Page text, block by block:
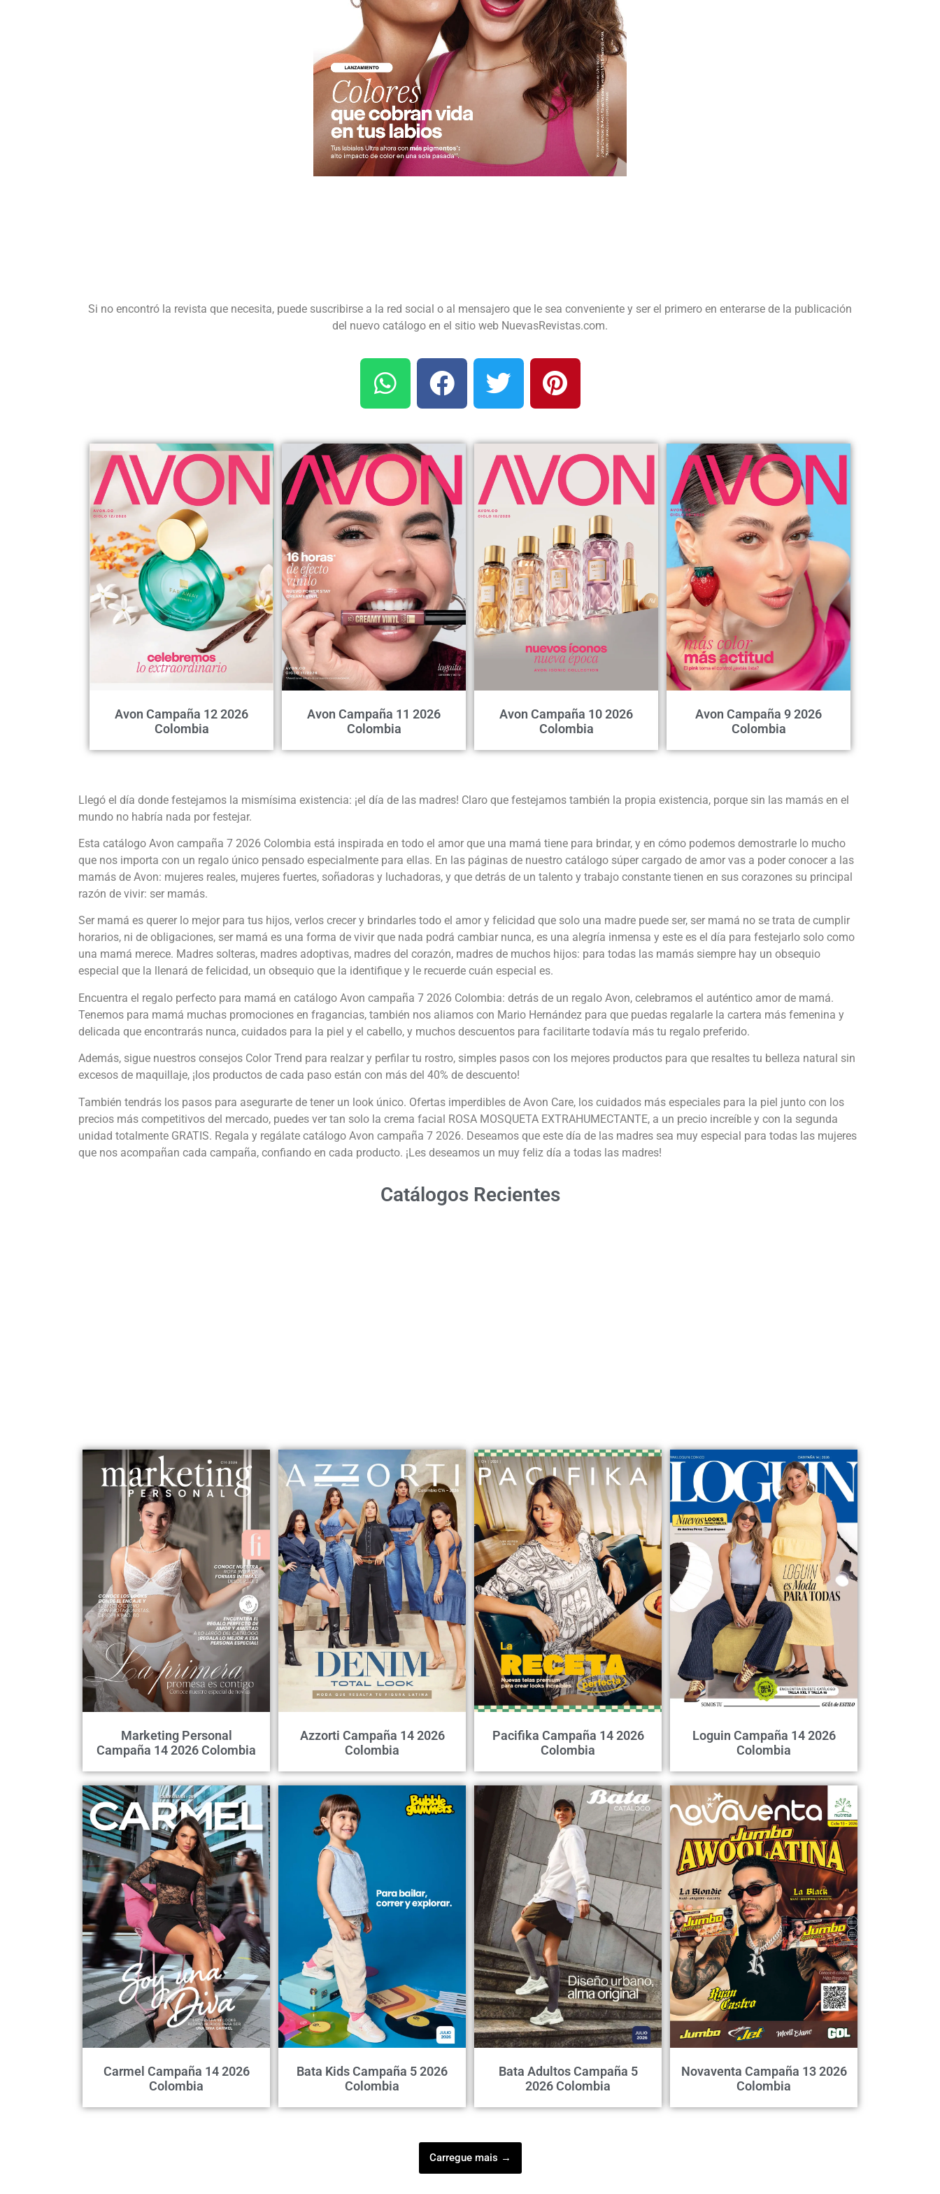
Si no encontró la revista que necesita, puede suscribirse a la red social o al mensajero que le sea conveniente y ser el primero en enterarse de la publicación
del nuevo catálogo en el sitio web NuevasRevistas.com.
Avon Campaña 12 2026
Colombia
Avon Campaña 11 2026
Colombia
Avon Campaña 10 2026
Colombia
Avon Campaña 9 2026
Colombia
Llegó el día donde festejamos la mismísima existencia: ¡el día de las madres! Claro que festejamos también la propia existencia, porque sin las mamás en el
mundo no habría nada por festejar.
Esta catálogo Avon campaña 7 2026 Colombia está inspirada en todo el amor que una mamá tiene para brindar, y en cómo podemos demostrarle lo mucho
que nos importa con un regalo único pensado especialmente para ellas. En las páginas de nuestro catálogo súper cargado de amor vas a poder conocer a las
mamás de Avon: mujeres reales, mujeres fuertes, soñadoras y luchadoras, y que detrás de un talento y trabajo constante tienen en sus corazones su principal
razón de vivir: ser mamás.
Ser mamá es querer lo mejor para tus hijos, verlos crecer y brindarles todo el amor y felicidad que solo una madre puede ser, ser mamá no se trata de cumplir
horarios, ni de obligaciones, ser mamá es una forma de vivir que nada podrá cambiar nunca, es una alegría inmensa y este es el día para festejarlo solo como
una mamá merece. Madres solteras, madres adoptivas, madres del corazón, madres de muchos hijos: para todas las mamás siempre hay un obsequio
especial que la llenará de felicidad, un obsequio que la identifique y le recuerde cuán especial es.
Encuentra el regalo perfecto para mamá en catálogo Avon campaña 7 2026 Colombia: detrás de un regalo Avon, celebramos el auténtico amor de mamá.
Tenemos para mamá muchas promociones en fragancias, también nos aliamos con Mario Hernández para que puedas regalarle la cartera más femenina y
delicada que encontrarás nunca, cuidados para la piel y el cabello, y muchos descuentos para facilitarte todavía más tu regalo preferido.
Además, sigue nuestros consejos Color Trend para realzar y perfilar tu rostro, simples pasos con los mejores productos para que resaltes tu belleza natural sin
excesos de maquillaje, ¡los productos de cada paso están con más del 40% de descuento!
También tendrás los pasos para asegurarte de tener un look único. Ofertas imperdibles de Avon Care, los cuidados más especiales para la piel junto con los
precios más competitivos del mercado, puedes ver tan solo la crema facial ROSA MOSQUETA EXTRAHUMECTANTE, a un precio increíble y con la segunda
unidad totalmente GRATIS. Regala y regálate catálogo Avon campaña 7 2026. Deseamos que este día de las madres sea muy especial para todas las mujeres
que nos acompañan cada campaña, confiando en cada producto. ¡Les deseamos un muy feliz día a todas las madres!
Catálogos Recientes
Marketing Personal
Campaña 14 2026 Colombia
Azzorti Campaña 14 2026
Colombia
Pacifika Campaña 14 2026
Colombia
Loguin Campaña 14 2026
Colombia
Carmel Campaña 14 2026
Colombia
Bata Kids Campaña 5 2026
Colombia
Bata Adultos Campaña 5
2026 Colombia
Novaventa Campaña 13 2026
Colombia
Carregue mais →